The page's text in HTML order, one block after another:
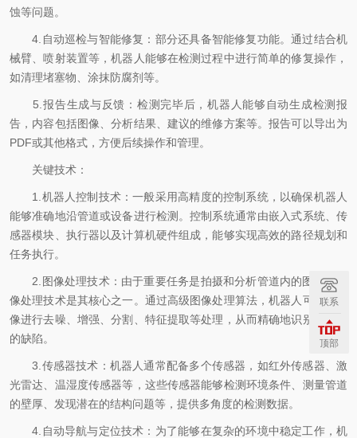
蚀等问题。
4.自动巡检与智能修复：部分还具备智能修复功能。通过结合机
械臂、喷射装置等，机器人能够在检测过程中进行简单的修复操作，
如清理堵塞物、涂抹防腐剂等。
5.报告生成与反馈：检测完毕后，机器人能够自动生成检测报
告，内容包括图像、分析结果、建议的维修方案等。报告可以导出为
PDF或其他格式，方便后续操作和管理。
关键技术：
1.机器人控制技术：一般采用高精度的控制系统，以确保机器人
能够准确地沿管道或设备进行检测。控制系统通常由嵌入式系统、传
感器模块、执行器以及计算机硬件组成，能够实现高效的路径规划和
任务执行。
2.图像处理技术：由于重要任务是拍摄和分析管道内的图像，图
像处理技术是其核心之一。通过高级图像处理算法，机器人可以对图
像进行去噪、增强、分割、特征提取等处理，从而精确地识别管道内
的缺陷。
3.传感器技术：机器人通常配备多个传感器，如红外传感器、激
光雷达、温湿度传感器等，这些传感器能够检测环境条件、测量管道
的壁厚、发现潜在的结构问题等，提供多角度的检测数据。
4.自动导航与定位技术：为了能够在复杂的环境中稳定工作，机
联系
顶部